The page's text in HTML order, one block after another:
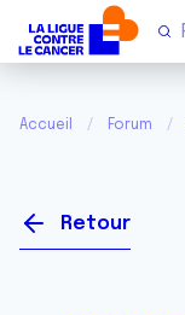
Accueil Forum
Retour